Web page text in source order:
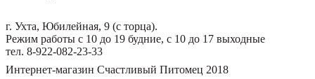
г. Ухта, Юбилейная, 9 (с торца).
Режим работы с 10 до 19 будние, с 10 до 17 выходные
тел. 8-922-082-23-33
Интернет-магазин Счастливый Питомец 2018